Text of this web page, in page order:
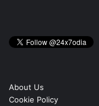
About Us
Cookie Policy